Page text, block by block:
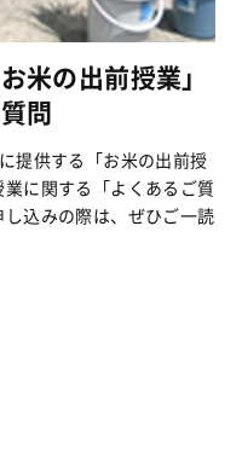
米の出前授業」
問
提供する「お米の出前授
に関する「よくあるご質
込みの際は、ぜひご一読